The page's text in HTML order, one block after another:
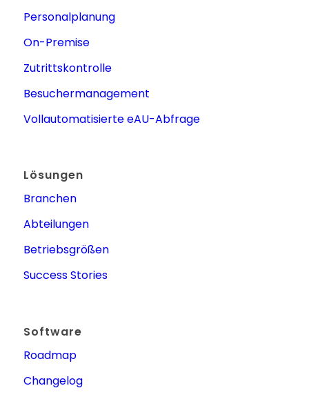
Personalplanung
On-Premise
Zutrittskontrolle
Besuchermanagement
Vollautomatisierte eAU-Abfrage
Lösungen
Branchen
Abteilungen
Betriebsgrößen
Success Stories
Software
Roadmap
Changelog